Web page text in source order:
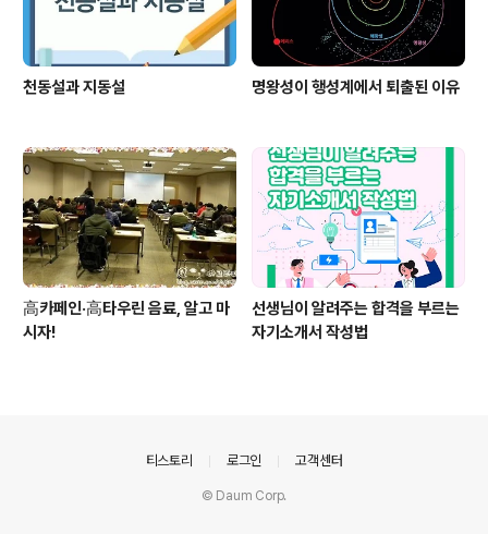
천동설과 지동설 명왕성이 행성계에서 퇴출된 이유
高카페인·高타우린 음료, 알고 마
시자!
선생님이 알려주는 합격을 부르는
자기소개서 작성법
티스토리 로그인 고객센터
© Daum Corp.